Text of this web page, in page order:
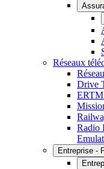
Réseaux
Drive
Radio
Entreprise -